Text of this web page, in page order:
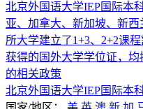
北京外国语大学IEP国际本
亚、加拿大、新加坡、新
所大学建立了1+3、2+2课
获得的国外大学学位证，
的相关政策
北京外国语大学IEP国际本